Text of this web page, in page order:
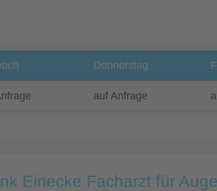
Donnerstag
auf Anfrage
Einecke Facharzt für